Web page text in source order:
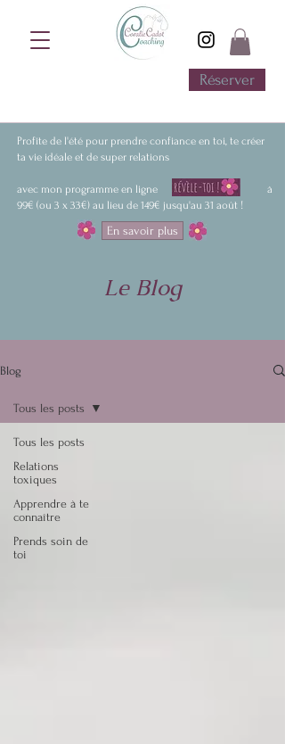
Réserver
Profite de l'été pour prendre confiance en toi, te créer
ta vie idéale et de super relations
avec mon programme en ligne à
99€ (ou 3 x 33€) au lieu de 149€ jusqu'au 31 août !
En savoir plus
Le Blog
Blog
Tous les posts
Relations
toxiques
Apprendre à te
connaître
Prends soin de
toi
Tous les posts